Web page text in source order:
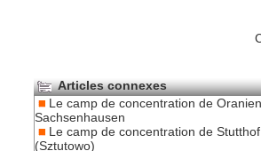
Articles connexes
Le camp de concentration de
Sachsenhausen
Le camp de concentration de Stutthof
(Sztutowo)